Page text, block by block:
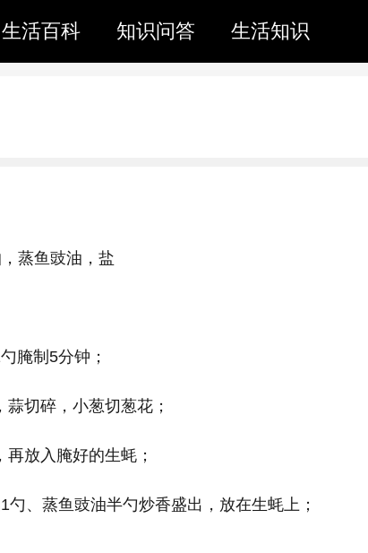
生活百科 知识问答 生活知识
蒸鱼豉油，盐
腌制5分钟；
切碎，小葱切葱花；
放入腌好的生蚝；
、蒸鱼豉油半勺炒香盛出，放在生蚝上；